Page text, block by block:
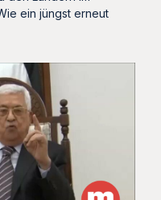
ein jüngst erneut